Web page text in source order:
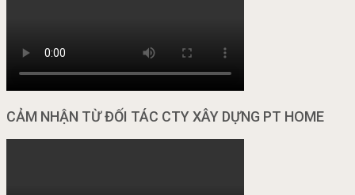
CẢM NHẬN TỪ ĐỐI TÁC CTY XÂY DỰNG PT HOME